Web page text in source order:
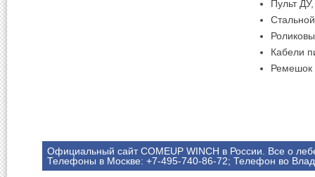
Пульт
Кабели
Ремешок
Официальный сайт COMEUP WINCH в России. Все о
Телефоны в Москве: +7-495-740-86-72; Телефон во